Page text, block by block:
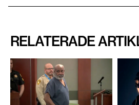
RELATERADE